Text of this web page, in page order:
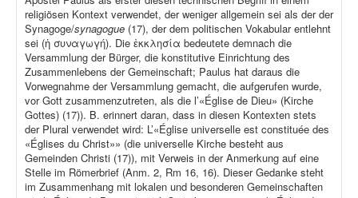
religiösen Kontext verwendet, der weniger allgemein sei als der der
Synagoge/synagogue (17), der dem politischen Vokabular entlehnt
sei (ἡ συναγωγή). Die ἐκκλησία bedeutete demnach die
Versammlung der Bürger, die konstitutive Einrichtung des
Zusammenlebens der Gemeinschaft; Paulus hat daraus die
Vorwegnahme der Versammlung gemacht, die aufgerufen wurde,
vor Gott zusammenzutreten, als die l’«Église de Dieu» (Kirche
Gottes) (17)). B. erinnert daran, dass in diesen Kontexten stets
der Plural verwendet wird: L’«Église universelle est constituée des
«Églises du Christ»» (die universelle Kirche besteht aus
Gemeinden Christi (17)), mit Verweis in der Anmerkung auf eine
Stelle im Römerbrief (Anm. 2, Rm 16, 16). Dieser Gedanke steht
im Zusammenhang mit lokalen und besonderen Gemeinschaften